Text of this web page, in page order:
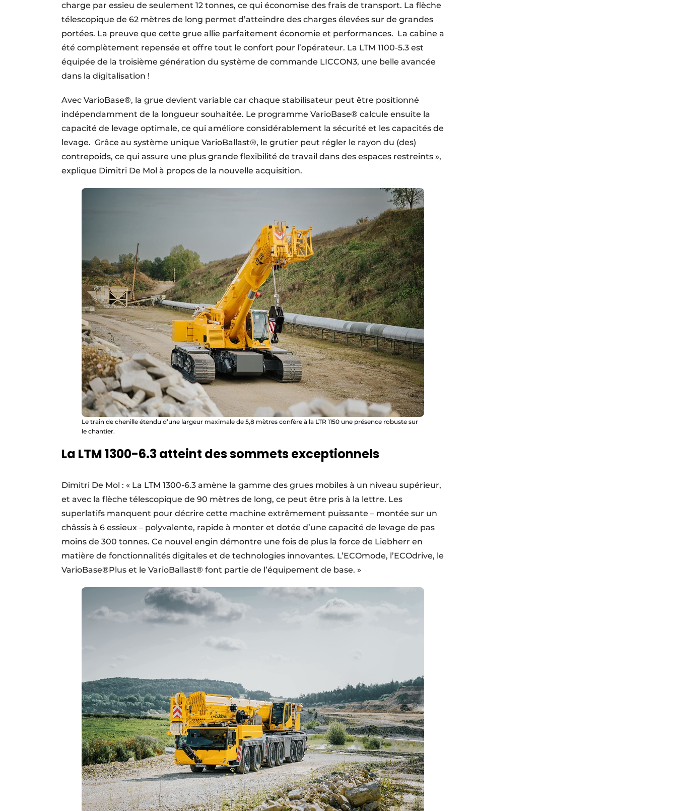
charge par essieu de seulement 12 tonnes, ce qui économise des frais de transport. La flèche
télescopique de 62 mètres de long permet d’atteindre des charges élevées sur de grandes
portées. La preuve que cette grue allie parfaitement économie et performances. La cabine a
été complètement repensée et offre tout le confort pour l’opérateur. La LTM 1100-5.3 est
équipée de la troisième génération du système de commande LICCON3, une belle avancée
dans la digitalisation !
Avec VarioBase®, la grue devient variable car chaque stabilisateur peut être positionné
indépendamment de la longueur souhaitée. Le programme VarioBase® calcule ensuite la
capacité de levage optimale, ce qui améliore considérablement la sécurité et les capacités de
levage. Grâce au système unique VarioBallast®, le grutier peut régler le rayon du (des)
contrepoids, ce qui assure une plus grande flexibilité de travail dans des espaces restreints »,
explique Dimitri De Mol à propos de la nouvelle acquisition.
Le train de chenille étendu d’une largeur maximale de 5,8 mètres confère à la LTR 1150 une présence robuste sur
le chantier.
La LTM 1300-6.3 atteint des sommets exceptionnels
Dimitri De Mol : « La LTM 1300-6.3 amène la gamme des grues mobiles à un niveau supérieur,
et avec la flèche télescopique de 90 mètres de long, ce peut être pris à la lettre. Les
superlatifs manquent pour décrire cette machine extrêmement puissante – montée sur un
châssis à 6 essieux – polyvalente, rapide à monter et dotée d’une capacité de levage de pas
moins de 300 tonnes. Ce nouvel engin démontre une fois de plus la force de Liebherr en
matière de fonctionnalités digitales et de technologies innovantes. L’ECOmode, l’ECOdrive, le
VarioBase®Plus et le VarioBallast® font partie de l’équipement de base. »